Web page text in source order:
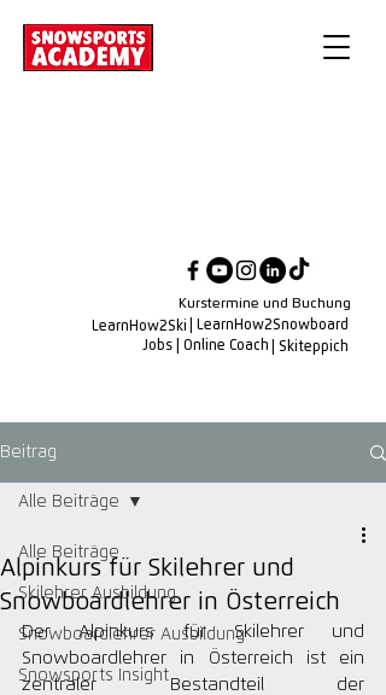
Kurstermine und Buchung
LearnHow2Ski
Jobs
| Skiteppich
| Online Coach
| LearnHow2Snowboard
Beitrag
Alle Beiträge
Skilehrer Ausbildung
Snowboardlehrer Ausbildung
Snowsports Insight
Alle Beiträge
Alpinkurs für Skilehrer und
Snowboardlehrer in Österreich
Der Alpinkurs für Skilehrer und
Snowboardlehrer in Österreich ist ein
zentraler Bestandteil der